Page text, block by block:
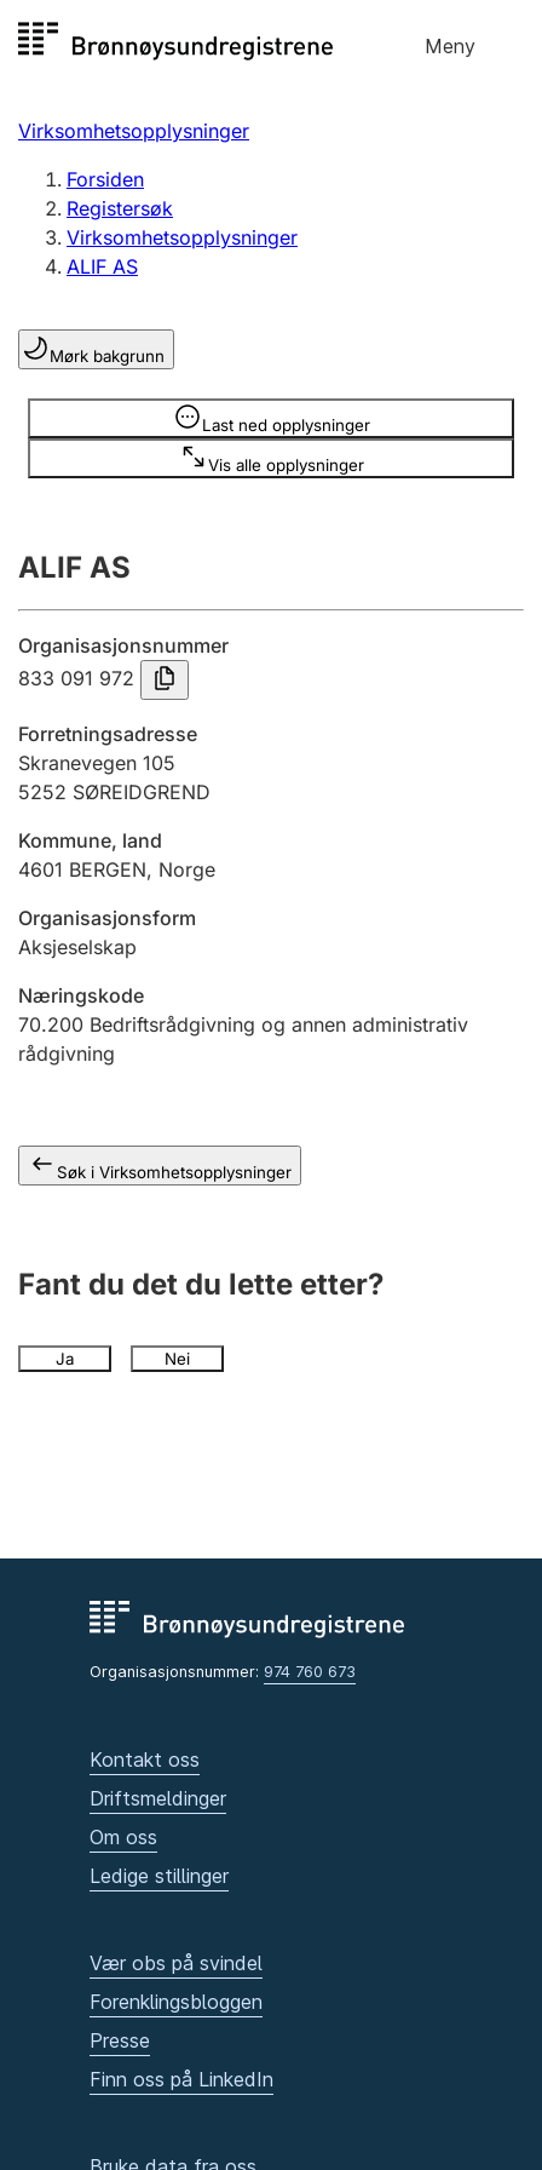
til
Meny
Registersøk
Aksjeselskap
Enkeltpersonforetak
Registrere, endre, slette
Lag og forening
Registrere, endre, slette
Årsregnskap
Innsending og forsinkelsesgebyr
Tinglysing
Jeger
Ektepaktveileder
Offentlig sektor
Virksomhetsopplysninger
Forsiden
Registersøk
Virksomhetsopplysninger
ALIF AS
Mørk bakgrunn
Last ned opplysninger
Vis alle opplysninger
Opplysninger er skjult
ALIF AS
Organisasjonsnummer
833 091 972
Forretningsadresse
Skranevegen 105
5252 SØREIDGREND
Kommune, land
4601 BERGEN, Norge
Organisasjonsform
Aksjeselskap
Næringskode
70.200 Bedriftsrådgivning og annen administrativ
rådgivning
Søk i Virksomhetsopplysninger
Fant du det du lette etter?
Ja Nei
Organisasjonsnummer: 974 760 673
Kontakt oss
Driftsmeldinger
Om oss
Ledige stillinger
Vær obs på svindel
Forenklingsbloggen
Presse
Finn oss på LinkedIn